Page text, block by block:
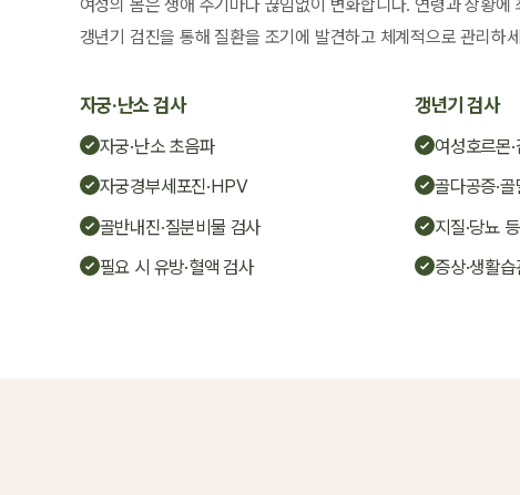
여성의 몸은 생애 주기마다 끊임없이 변화합니다. 연령과 상황에
갱년기 검진을 통해 질환을 조기에 발견하고 체계적으로 관리하
자궁·난소 검사
자궁·난소 초음파
자궁경부세포진·HPV
골반내진·질분비물 검사
필요 시 유방·혈액 검사
갱년기 검사
여성호르몬
골다공증·
지질·당뇨
증상·생활